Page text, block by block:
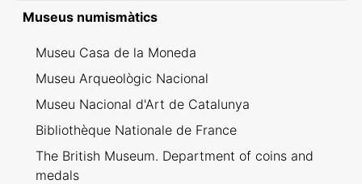
Museus numismàtics
Museu Casa de la Moneda
Museu Arqueològic Nacional
Museu Nacional d'Art de Catalunya
Bibliothèque Nationale de France
The British Museum. Department of coins and
medals